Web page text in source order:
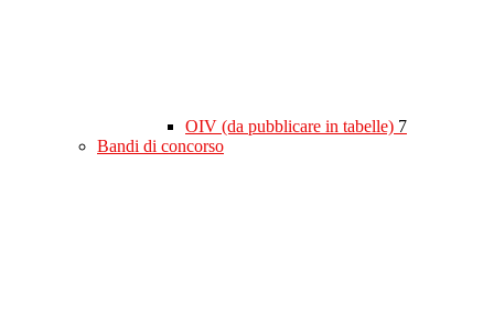
OIV (da pubblicare in tabelle) 7
Bandi di concorso